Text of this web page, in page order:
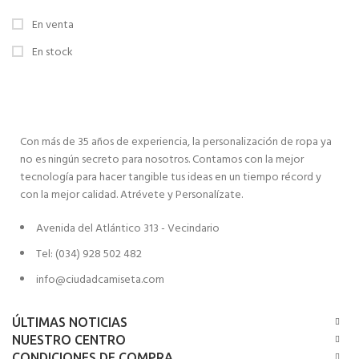
En venta
En stock
Con más de 35 años de experiencia, la personalización de ropa ya
no es ningún secreto para nosotros. Contamos con la mejor
tecnología para hacer tangible tus ideas en un tiempo récord y
con la mejor calidad. Atrévete y Personalízate.
Avenida del Atlántico 313 - Vecindario
Tel: (034) 928 502 482
info@ciudadcamiseta.com
ÚLTIMAS NOTICIAS
NUESTRO CENTRO